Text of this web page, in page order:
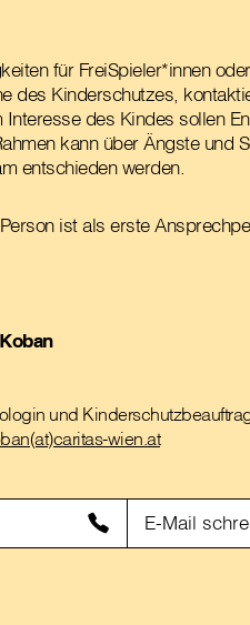
für FreiSpieler*innen
des Kinderschutzes,
des Kindes sollen
kann über Ängste und
entschieden werden.
ist als erste
und
wien.at
E-Mail